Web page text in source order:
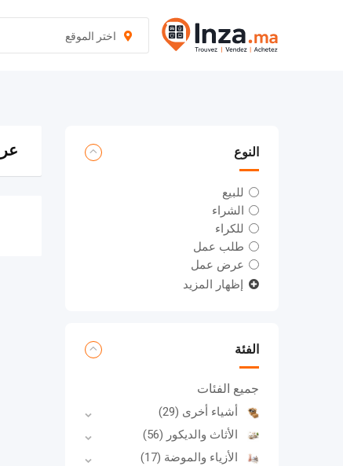
اختر الموقع
النوع
للبيع
الشراء
للكراء
طلب عمل
عرض عمل
إظهار المزيد
الفئة
جميع الفئات
أشياء أخرى (29)
الأثاث والديكور (56)
الأزياء والموضة (17)
عرض